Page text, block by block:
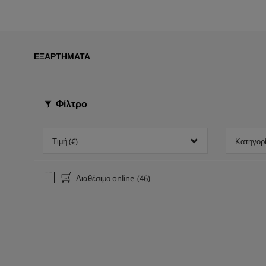
ΕΞΑΡΤΉΜΑΤΑ
Φίλτρο
Τιμή (€)
Διαθέσιμο online (46)